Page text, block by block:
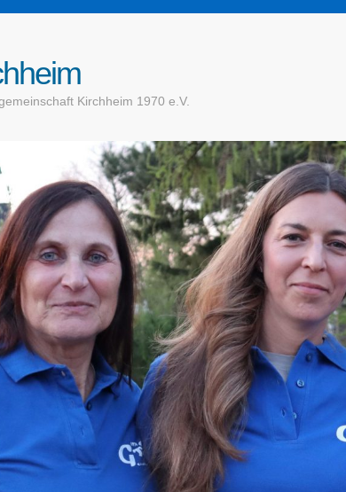
Kirchheim 1970 e.V.